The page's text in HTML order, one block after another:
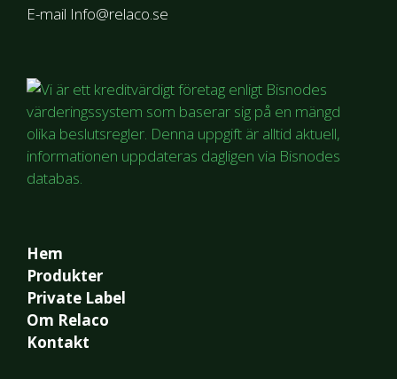
E-mail Info@relaco.se
Hem
Produkter
Private Label
Om Relaco
Kontakt